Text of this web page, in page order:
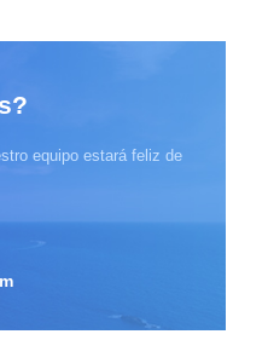
equipo estará feliz de